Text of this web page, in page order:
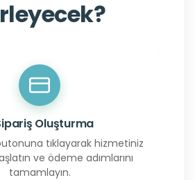
Oluşturma
tıklayarak hizmetiniz
ve ödeme adımlarını
tamamlayın.